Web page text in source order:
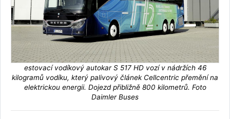
estovací vodíkový autokar S 517 HD vozí v nádržích 46
kilogramů vodíku, který palivový článek Cellcentric přemění na
elektrickou energii. Dojezd přibližně 800 kilometrů. Foto
Daimler Buses